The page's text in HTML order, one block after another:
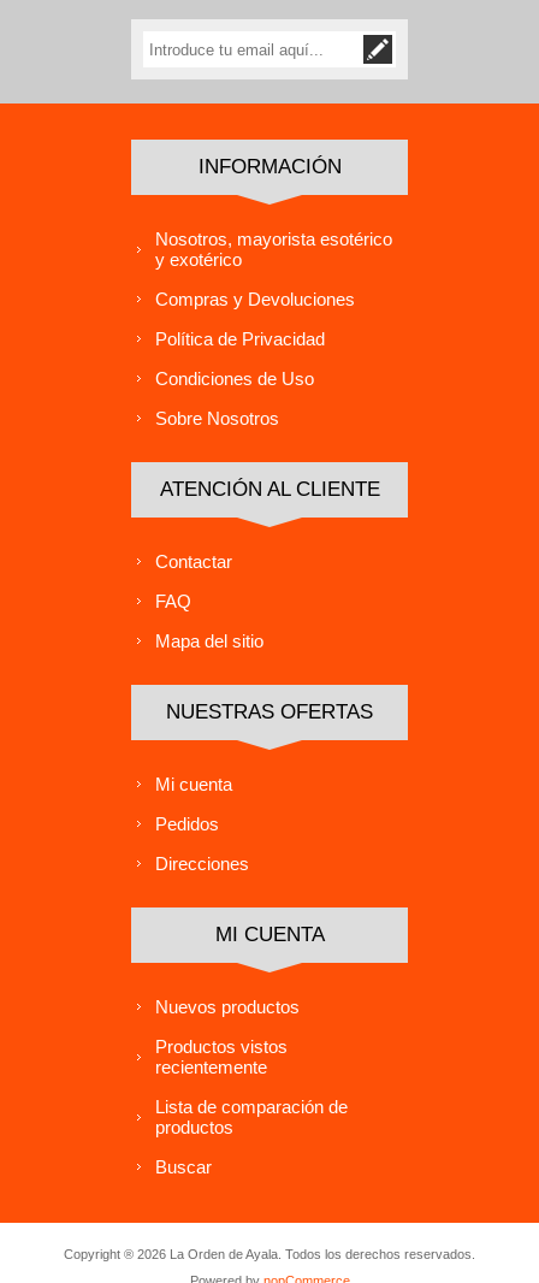
INFORMACIÓN
Nosotros, mayorista esotérico
y exotérico
Compras y Devoluciones
Política de Privacidad
Condiciones de Uso
Sobre Nosotros
ATENCIÓN AL CLIENTE
Contactar
FAQ
Mapa del sitio
NUESTRAS OFERTAS
Mi cuenta
Pedidos
Direcciones
MI CUENTA
Nuevos productos
Productos vistos
recientemente
Lista de comparación de
productos
Buscar
Copyright ® 2026 La Orden de Ayala. Todos los derechos reservados.